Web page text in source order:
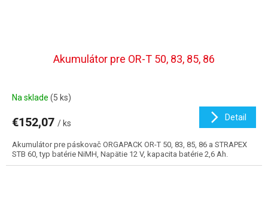
Akumulátor pre OR-T 50, 83, 85, 86
Na sklade (5 ks)
€152,07 / ks
Detail
Akumulátor pre páskovač ORGAPACK OR-T 50, 83, 85, 86 a STRAPEX
STB 60, typ batérie NiMH, Napätie 12 V, kapacita batérie 2,6 Ah.